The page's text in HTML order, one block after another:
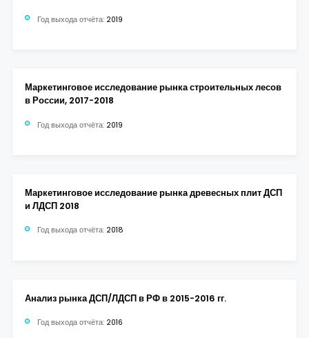
Год выхода отчёта: 2019
Маркетинговое исследование рынка строительных лесов
в России, 2017-2018
Год выхода отчёта: 2019
Маркетинговое исследование рынка древесных плит ДСП
и ЛДСП 2018
Год выхода отчёта: 2018
Анализ рынка ДСП/ЛДСП в РФ в 2015-2016 гг.
Год выхода отчёта: 2016